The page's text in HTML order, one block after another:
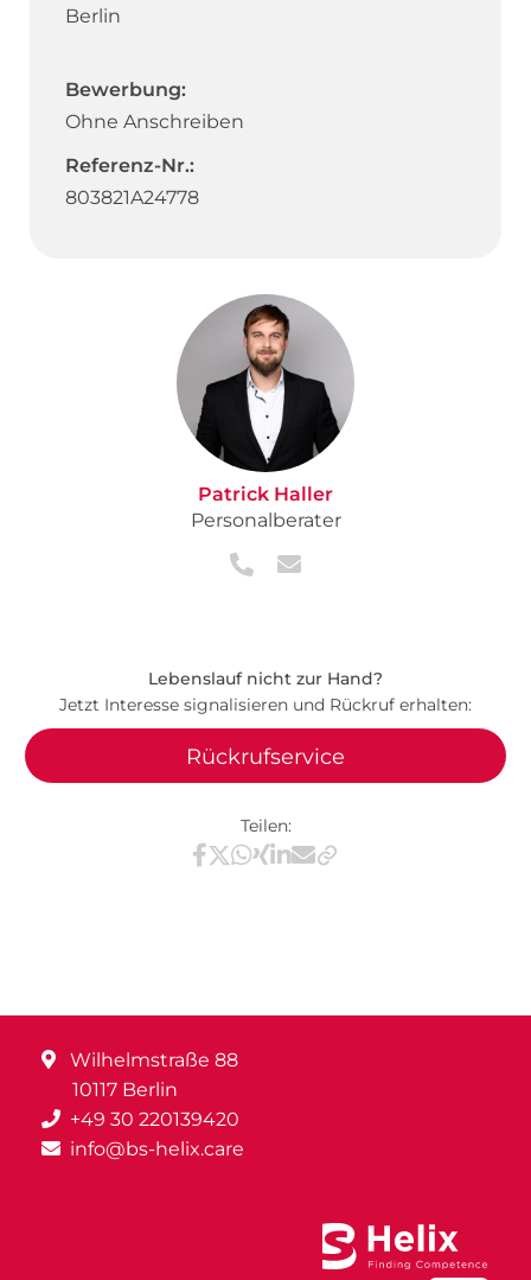
Berlin
Bewerbung:
Ohne Anschreiben
Referenz-Nr.:
803821A24778
Patrick Haller
Personalberater
Lebenslauf nicht zur Hand?
Jetzt Interesse signalisieren und Rückruf erhalten:
Rückrufservice
Teilen:
Teilen via Facebook
Teilen via X / Twitter
Teilen via WhatsApp
Teilen via Xing
Teilen via LinkedIn
Teilen via E-Mail
Wilhelmstraße 88
10117 Berlin
+49 30 220139420
info@bs-helix.care